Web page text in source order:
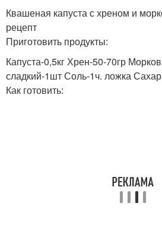
Квашеная капуста с хреном и
рецепт
Приготовить продукты:
Капуста-0,5кг Хрен-50-70гр
сладкий-1шт Соль-1ч. ложка
Как готовить: